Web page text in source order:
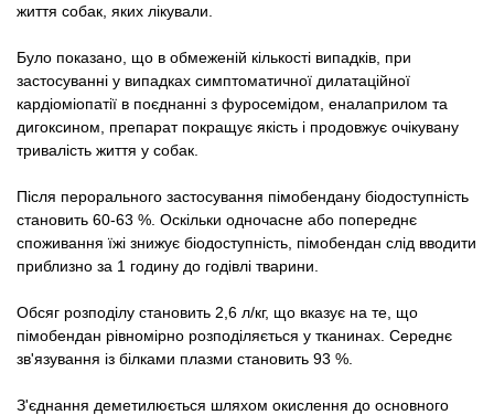
життя собак, яких лікували.
Було показано, що в обмеженій кількості випадків, при
застосуванні у випадках симптоматичної дилатаційної
кардіоміопатії в поєднанні з фуросемідом, еналаприлом та
дигоксином, препарат покращує якість і продовжує очікувану
тривалість життя у собак.
Після перорального застосування пімобендану біодоступність
становить 60-63 %. Оскільки одночасне або попереднє
споживання їжі знижує біодоступність, пімобендан слід вводити
приблизно за 1 годину до годівлі тварини.
Обсяг розподілу становить 2,6 л/кг, що вказує на те, що
пімобендан рівномірно розподіляється у тканинах. Середнє
зв'язування із білками плазми становить 93 %.
З'єднання деметилюється шляхом окислення до основного